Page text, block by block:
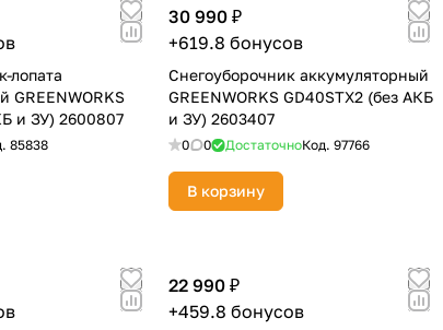
лопата
GREENWORKS
и ЗУ) 2600807
85838
30 990 ₽
+619.8 бонусов
Снегоуборочник аккумуляторный
GREENWORKS GD40STX2 (без АКБ
и ЗУ) 2603407
0 0 ДостаточноКод. 97766
В корзину
22 990 ₽
+459.8 бонусов